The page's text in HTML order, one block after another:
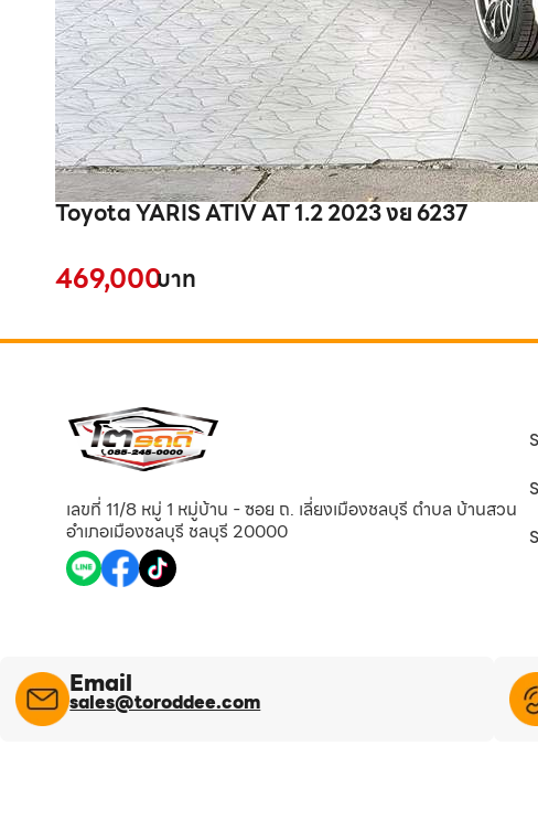
Toyota YARIS ATIV AT 1.2 2023 งย 6237
469,000บาท
เลขที่ 11/8 หมู่ 1 หมู่บ้าน - ซอย ถ. เลี่ยงเมืองชลบุรี ตำบล บ้านสวน
อำเภอเมืองชลบุรี ชลบุรี 20000
Email
sales@toroddee.com